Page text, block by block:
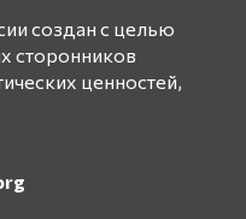
создан с целью
сторонников
ценностей,